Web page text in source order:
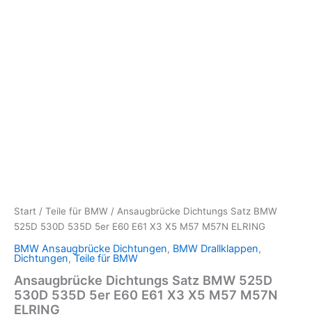
Start / Teile für BMW / Ansaugbrücke Dichtungs Satz BMW
525D 530D 535D 5er E60 E61 X3 X5 M57 M57N ELRING
BMW Ansaugbrücke Dichtungen, BMW Drallklappen,
Dichtungen,Teile für BMW
Ansaugbrücke Dichtungs Satz BMW 525D
530D 535D 5er E60 E61 X3 X5 M57 M57N
ELRING